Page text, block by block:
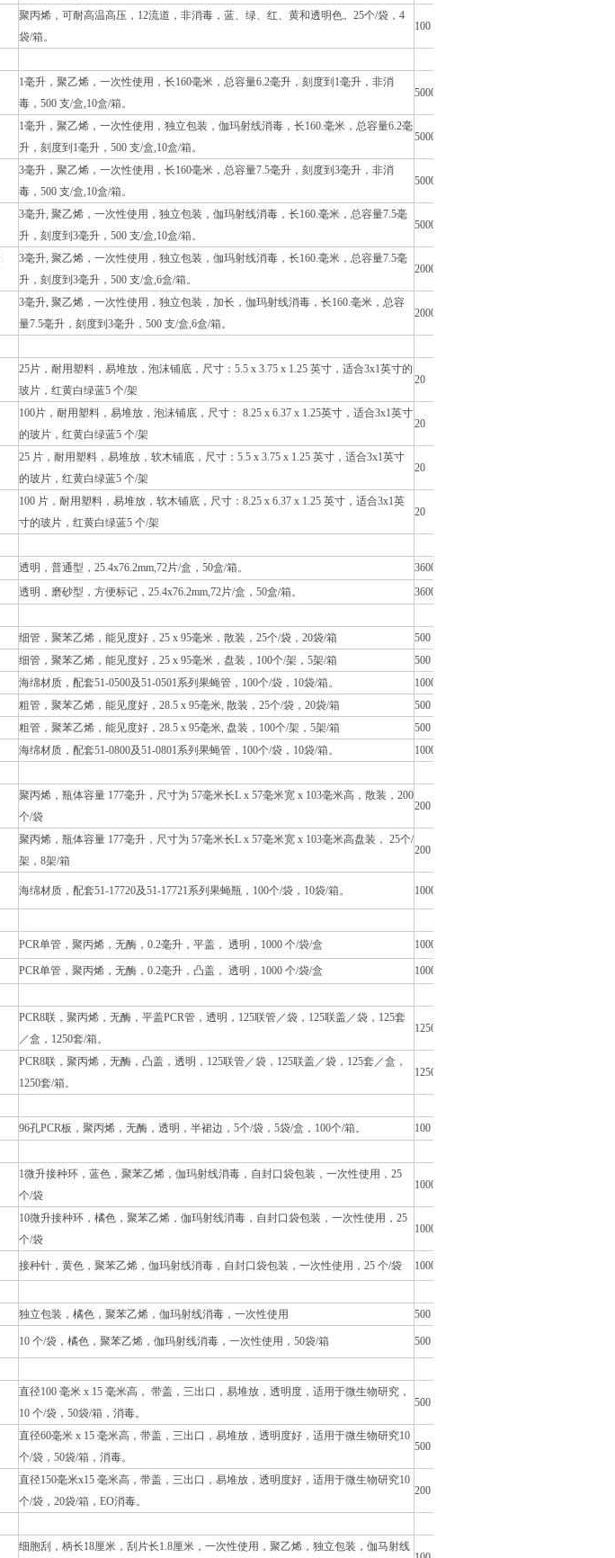
聚丙烯，可耐高温高压，12流道，非消毒，蓝、绿、红、黄和透明色。25个/袋，4
袋/箱。
100
1毫升，聚乙烯，一次性使用，长160毫米，总容量6.2毫升，刻度到1毫升，非消
毒，500 支/盒,10盒/箱。
5000
1毫升，聚乙烯，一次性使用，独立包装，伽玛射线消毒，长160.毫米，总容量6.2毫
升，刻度到1毫升，500 支/盒,10盒/箱。
5000
3毫升，聚乙烯，一次性使用，长160毫米，总容量7.5毫升，刻度到3毫升，非消
毒，500 支/盒,10盒/箱。
5000
3毫升, 聚乙烯，一次性使用，独立包装，伽玛射线消毒，长160.毫米，总容量7.5毫
升，刻度到3毫升，500 支/盒,10盒/箱。
5000
3毫升, 聚乙烯，一次性使用，独立包装，伽玛射线消毒，长160.毫米，总容量7.5毫
升，刻度到3毫升，500 支/盒,6盒/箱。
2000
3毫升, 聚乙烯，一次性使用，独立包装，加长，伽玛射线消毒，长160.毫米，总容
量7.5毫升，刻度到3毫升，500 支/盒,6盒/箱。
2000
25片，耐用塑料，易堆放，泡沫铺底，尺寸：5.5 x 3.75 x 1.25 英寸，适合3x1英寸的
玻片，红黄白绿蓝5 个/架
20
100片，耐用塑料，易堆放，泡沫铺底，尺寸： 8.25 x 6.37 x 1.25英寸，适合3x1英寸
的玻片，红黄白绿蓝5 个/架
20
25 片，耐用塑料，易堆放，软木铺底，尺寸：5.5 x 3.75 x 1.25 英寸，适合3x1英寸
的玻片，红黄白绿蓝5 个/架
20
100 片，耐用塑料，易堆放，软木铺底，尺寸：8.25 x 6.37 x 1.25 英寸，适合3x1英
寸的玻片，红黄白绿蓝5 个/架
20
透明，普通型，25.4x76.2mm,72片/盒，50盒/箱。
3600
透明，磨砂型，方便标记，25.4x76.2mm,72片/盒，50盒/箱。 3600
细管，聚苯乙烯，能见度好，25 x 95毫米，散装，25个/袋，20袋/箱
500
细管，聚苯乙烯，能见度好，25 x 95毫米，盘装，100个/架，5架/箱
500
海绵材质，配套51-0500及51-0501系列果蝇管，100个/袋，10袋/箱。
1000
粗管，聚苯乙烯，能见度好，28.5 x 95毫米, 散装，25个/袋，20袋/箱
500
粗管，聚苯乙烯，能见度好，28.5 x 95毫米, 盘装，100个/架，5架/箱
500
海绵材质，配套51-0800及51-0801系列果蝇管，100个/袋，10袋/箱。 1000
聚丙烯，瓶体容量 177毫升，尺寸为 57毫米长L x 57毫米宽 x 103毫米高，散装，200
个/袋
200
聚丙烯，瓶体容量 177毫升，尺寸为 57毫米长L x 57毫米宽 x 103毫米高盘装， 25个/
架，8架/箱
200
海绵材质，配套51-17720及51-17721系列果蝇瓶，100个/袋，10袋/箱。 1000
PCR单管，聚丙烯，无酶，0.2毫升，平盖， 透明，1000 个/袋/盒 10000
PCR单管，聚丙烯，无酶，0.2毫升，凸盖， 透明，1000 个/袋/盒 10000
PCR8联，聚丙烯，无酶，平盖PCR管，透明，125联管／袋，125联盖／袋，125套
／盒，1250套/箱。
1250
PCR8联，聚丙烯，无酶，凸盖，透明，125联管／袋，125联盖／袋，125套／盒，
1250套/箱。
1250
96孔PCR板，聚丙烯，无酶，透明，半裙边，5个/袋，5袋/盒，100个/箱。 100
1微升接种环，蓝色，聚苯乙烯，伽玛射线消毒，自封口袋包装，一次性使用，25
个/袋
1000
10微升接种环，橘色，聚苯乙烯，伽玛射线消毒，自封口袋包装，一次性使用，25
个/袋
1000
接种针，黄色，聚苯乙烯，伽玛射线消毒，自封口袋包装，一次性使用，25 个/袋 1000
独立包装，橘色，聚苯乙烯，伽玛射线消毒，一次性使用 500
10 个/袋，橘色，聚苯乙烯，伽玛射线消毒，一次性使用，50袋/箱 500
直径100 毫米 x 15 毫米高， 带盖，三出口，易堆放，透明度，适用于微生物研究，
10 个/袋，50袋/箱，消毒。
500
直径60毫米 x 15 毫米高，带盖，三出口，易堆放，透明度好，适用于微生物研究10
个/袋，50袋/箱，消毒。
500
直径150毫米x15 毫米高，带盖，三出口，易堆放，透明度好，适用于微生物研究10
个/袋，20袋/箱，EO消毒。
200
细胞刮，柄长18厘米，刮片长1.8厘米，一次性使用，聚乙烯，独立包装，伽马射线